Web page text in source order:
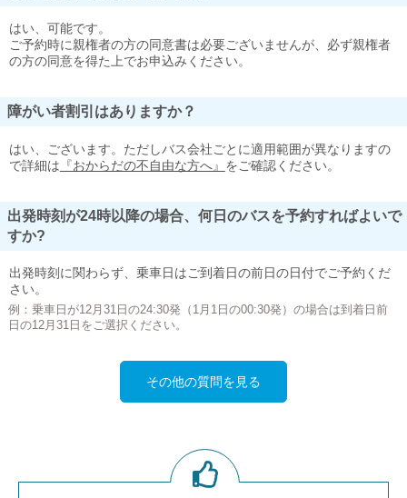
はい、可能です。
ご予約時に親権者の方の同意書は必要ございませんが、必ず親権者
の方の同意を得た上でお申込みください。
障がい者割引はありますか？
はい、ございます。ただしバス会社ごとに適用範囲が異なりますの
で詳細は 『おからだの不自由な方へ』 をご確認ください。
出発時刻が24時以降の場合、何日のバスを予約すればよいで
すか?
出発時刻に関わらず、乗車日はご到着日の前日の日付でご予約くだ
さい。
例：乗車日が12月31日の24:30発（1月1日の00:30発）の場合は到着日前
日の12月31日をご選択ください。
その他の質問を見る